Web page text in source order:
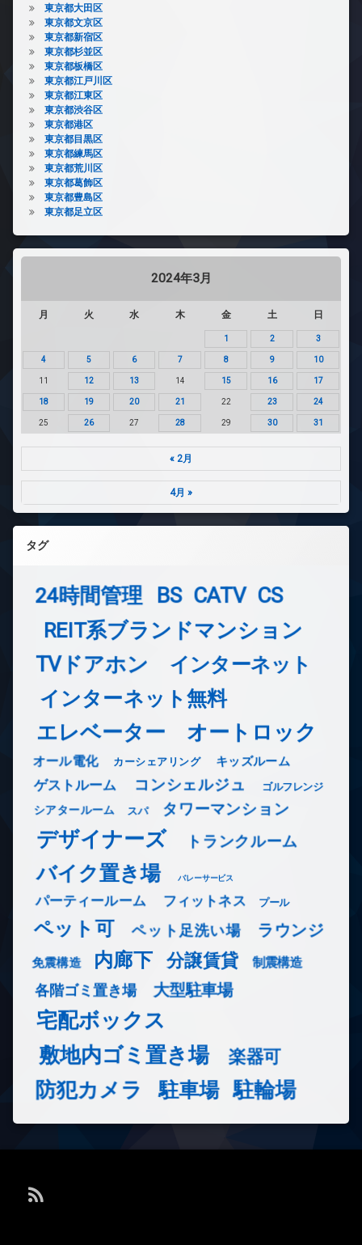
東京都大田区
東京都文京区
東京都新宿区
東京都杉並区
東京都板橋区
東京都江戸川区
東京都江東区
東京都渋谷区
東京都港区
東京都目黒区
東京都練馬区
東京都荒川区
東京都葛飾区
東京都豊島区
東京都足立区
2024年3月
月 火 水 木 金 土 日
1 2 3
4 5 6 7 8 9 10
11 12 13 14 15 16 17
18 19 20 21 22 23 24
25 26 27 28 29 30 31
« 2月
4月 »
タグ
24時間管理 BS CATV CS
REIT系ブランドマンション
TVドアホン インターネット
インターネット無料
エレベーター オートロック
オール電化 カーシェアリング キッズルーム
ゲストルーム コンシェルジュ ゴルフレンジ
シアタールーム スパ タワーマンション
デザイナーズ トランクルーム
バイク置き場 バレーサービス
パーティールーム フィットネス プール
ペット可 ペット足洗い場 ラウンジ
免震構造 内廊下 分譲賃貸 制震構造
各階ゴミ置き場 大型駐車場
宅配ボックス
敷地内ゴミ置き場
楽器可
防犯カメラ 駐車場 駐輪場
RSS